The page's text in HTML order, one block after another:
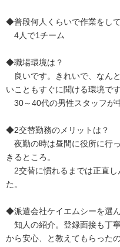
◆普段何人くらいで作業をし
4人で1チーム
◆職場環境は？
良いです。きれいで、なん
いこともすぐに聞ける環境です
30～40代の男性スタッフが
◆2交替勤務のメリットは？
夜勤の時は昼間に役所に行
きるところ。
2交替に慣れるまでは正直し
た。
◆派遣会社ケイエムシーを選
知人の紹介。登録面接も丁
から安心、と教えてもらったの